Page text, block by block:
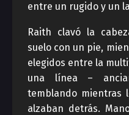
entre un rugido y un
Raith clavó la
suelo con un pie,
elegidos entre la
una línea –
temblando mientras
alzaban detrás.